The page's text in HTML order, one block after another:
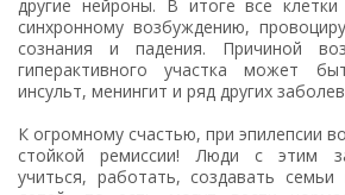
другие нейроны. В итоге все
синхронному возбуждению,
сознания и падения. Причиной
гиперактивного участка может
инсульт, менингит и ряд других
К огромному счастью, при эпилепсии
стойкой ремиссии! Люди с этим
учиться, работать, создавать